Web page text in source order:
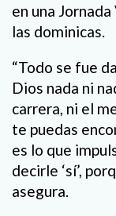
en una
las dominicas.
“Todo se fue
Dios nada ni
carrera, ni el
te puedas
es lo que
decirle ‘sí’,
asegura.